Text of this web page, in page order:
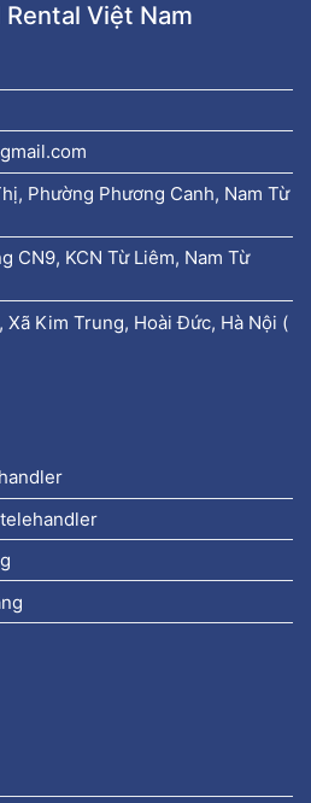
Việt Nam
Phường Phương Canh, Nam Từ
CN9, KCN Từ Liêm, Nam Từ
Xã Kim Trung, Hoài Đức, Hà Nội (